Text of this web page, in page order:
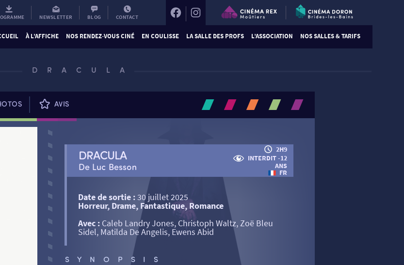
NEWSLETTER BLOG CONTACT
À L’AFFICHE NOS RENDEZ-VOUS CINÉ EN COULISSE LA SALLE DES PROFS L’ASSOCIATION NOS SALLES & TARIFS
DRACULA
AVIS
DRACULA
De Luc Besson
2H9
INTERDIT -12
ANS
FR
Date de sortie :30 juillet 2025
Horreur, Drame, Fantastique, Romance
Avec :Caleb Landry Jones, Christoph Waltz, Zoë Bleu
Sidel, Matilda De Angelis, Ewens Abid
SYNOPSIS